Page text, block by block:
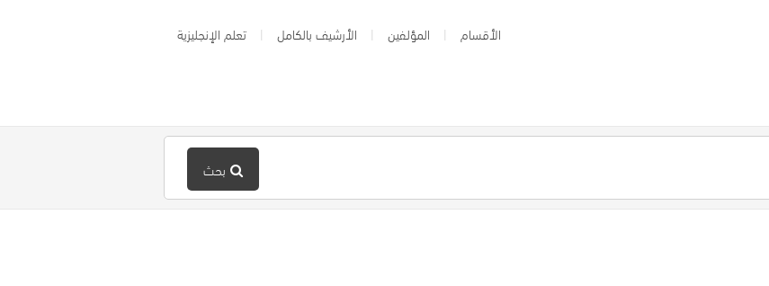
الأقسام المؤلفين الأرشيف بالكامل تعلم الإنجليزية
بحث